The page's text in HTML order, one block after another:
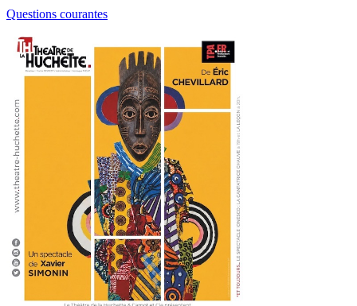
Questions courantes